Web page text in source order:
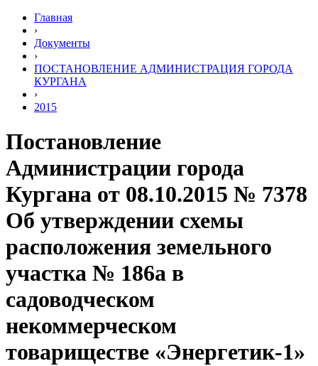
Главная
›
Документы
›
ПОСТАНОВЛЕНИЕ АДМИНИСТРАЦИЯ ГОРОДА
КУРГАНА
›
2015
Постановление
Администрации города
Кургана от 08.10.2015 № 7378
Об утверждении схемы
расположения земельного
участка № 186а в
садоводческом
некоммерческом
товариществе «Энергетик-1»